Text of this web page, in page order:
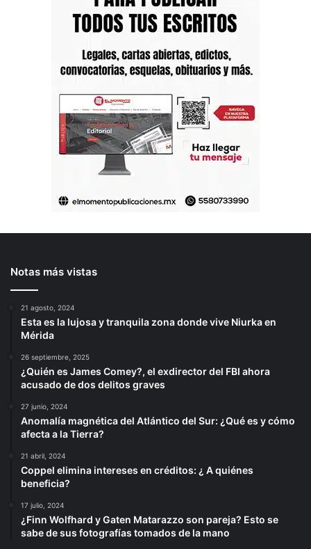
Notas más vistas
21 agosto, 2024
Esta es la lujosa y tranquila zona donde vive Niurka en
Mérida
26 septiembre, 2025
¿Quién es James Comey?, el exdirector del FBI ahora
acusado de dos delitos graves
27 junio, 2024
Anomalía magnética del Atlántico del Sur: ¿Qué es y cómo
afecta a la Tierra?
21 abril, 2024
Coppel elimina intereses en créditos: ¿ A quiénes
beneficia?
17 julio, 2024
¿Finn Wolfhard y Gaten Matarazzo son pareja? Esto se
sabe de sus fotografías tomados de la mano